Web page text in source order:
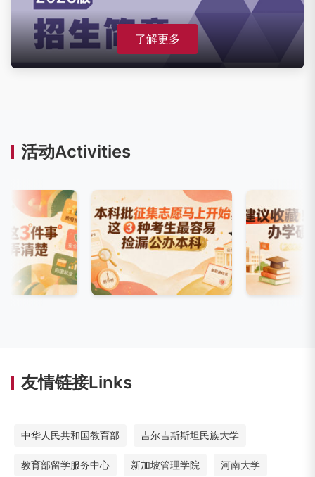
了解更多
活动Activities
友情链接Links
中华人民共和国教育部 吉尔吉斯斯坦民族大学
教育部留学服务中心 新加坡管理学院 河南大学